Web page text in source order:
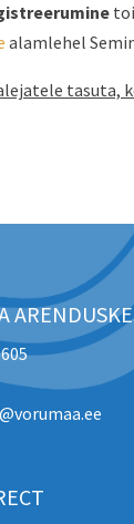
alamlehel
tasuta,